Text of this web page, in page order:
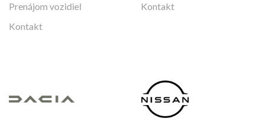
Prenájom vozidiel
Kontakt
Kontakt